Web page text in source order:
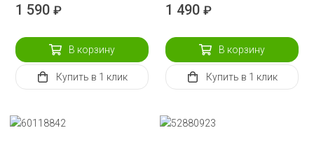
1 590 ₽
В корзину
Купить в 1 клик
1 490₽
В корзину
Купить в 1 клик